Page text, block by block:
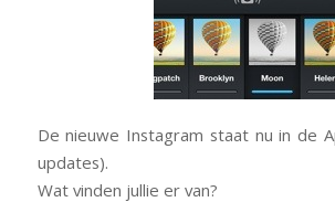
De nieuwe Instagram staat nu in de
updates).
Wat vinden jullie er van?